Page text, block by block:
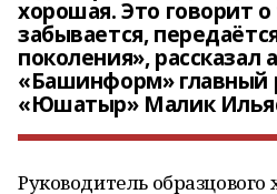
хорошая. Это говорит
забывается,
поколения», рассказал
«Башинформ» главный
«Юшатыр» Малик
Руководитель образцового